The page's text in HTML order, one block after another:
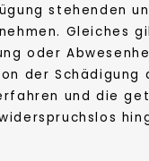
stehenden
Gleiches
oder
der Schädigung
und die